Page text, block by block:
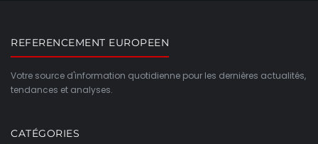
REFERENCEMENT EUROPEEN
Votre source d'information quotidienne pour les dernières actualités,
tendances et analyses.
CATÉGORIES